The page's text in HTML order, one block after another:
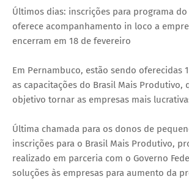
Últimos dias: inscrições para programa do
oferece acompanhamento in loco a
encerram em 18 de fevereiro
Em Pernambuco, estão sendo oferecidas
as capacitações do Brasil Mais Produtivo,
objetivo tornar as empresas mais
Última chamada para os donos de
inscrições para o Brasil Mais Produtivo,
realizado em parceria com o Governo
soluções às empresas para aumento da